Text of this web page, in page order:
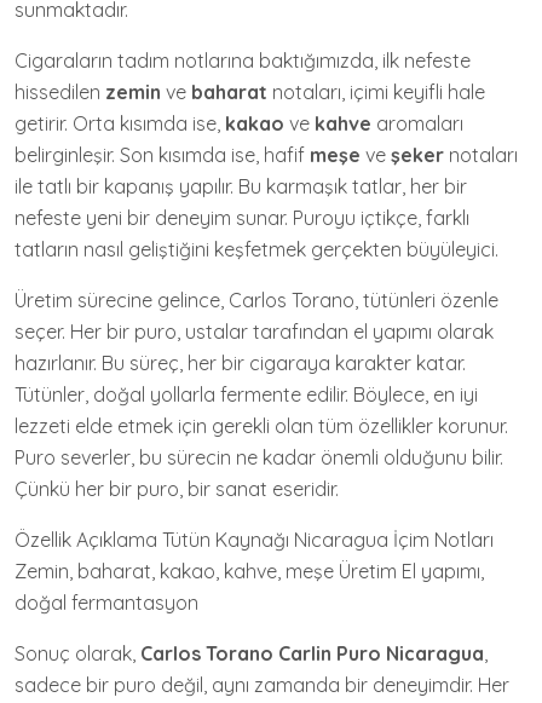
sunmaktadır.
Cigaraların tadım notlarına baktığımızda, ilk nefeste
hissedilen zemin ve baharat notaları, içimi keyifli hale
getirir. Orta kısımda ise, kakao ve kahve aromaları
belirginleşir. Son kısımda ise, hafif meşe ve şeker notaları
ile tatlı bir kapanış yapılır. Bu karmaşık tatlar, her bir
nefeste yeni bir deneyim sunar. Puroyu içtikçe, farklı
tatların nasıl geliştiğini keşfetmek gerçekten büyüleyici.
Üretim sürecine gelince, Carlos Torano, tütünleri özenle
seçer. Her bir puro, ustalar tarafından el yapımı olarak
hazırlanır. Bu süreç, her bir cigaraya karakter katar.
Tütünler, doğal yollarla fermente edilir. Böylece, en iyi
lezzeti elde etmek için gerekli olan tüm özellikler korunur.
Puro severler, bu sürecin ne kadar önemli olduğunu bilir.
Çünkü her bir puro, bir sanat eseridir.
Özellik Açıklama Tütün Kaynağı Nicaragua İçim Notları
Zemin, baharat, kakao, kahve, meşe Üretim El yapımı,
doğal fermantasyon
Sonuç olarak, Carlos Torano Carlin Puro Nicaragua,
sadece bir puro değil, aynı zamanda bir deneyimdir. Her